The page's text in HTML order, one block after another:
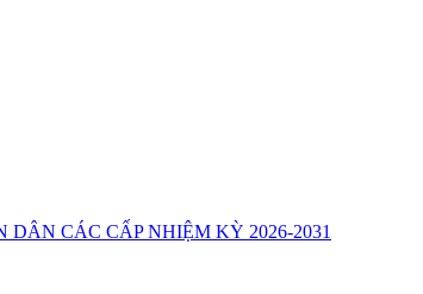
CÁC CẤP NHIỆM KỲ 2026-2031